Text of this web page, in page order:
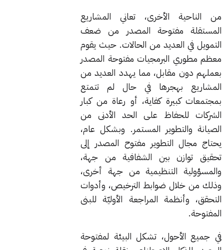
من الناحية الأخرى، تعاني المشاريع
المستقلة مفتوحة المصدر من ضعف
التمويل في العديد من الحالات. حيث يقوم
معظم مطوري البرمجيات مفتوحة المصدر
بعملهم دون مقابل، مما يهدد العديد من
المشاريع بهجرها في حال لم تتمتع
بمجتمعات كبيرة كفاية، أو رعاة من كبار
الشركات للحفاظ على الحد الأدنى من
الصيانة والتطوير المستمر. وبشكل عام،
يحتاج مجال التطوير مفتوح المصدر إلى
تحقيق توازن بين الشفافية من جهة،
والمسؤولية التنظيمية من جهة أخرى،
وذلك من خلال ضوابط الترخيص، وأدوات
التحقق، وأنظمة المراجعة الأوليّة للبنى
المفتوحة.
في جميع الأحول، تشكل البيئة لمفتوحة